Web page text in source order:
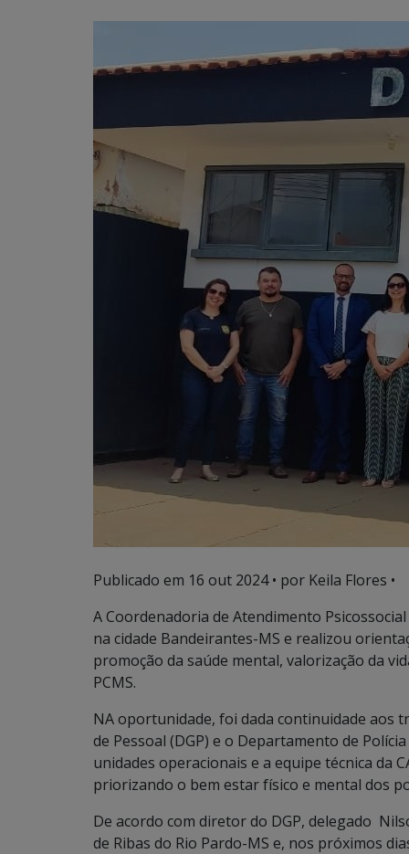
Publicado em 16 out 2024• por Keila Flores •
A Coordenadoria de Atendimento
na cidade Bandeirantes-MS e realizou
promoção da saúde mental, valorização da
PCMS.
NA oportunidade, foi dada continuidade aos
de Pessoal (DGP) e o Departamento de
unidades operacionais e a equipe técnica da
priorizando o bem estar físico e mental dos
De acordo com diretor do DGP, delegado
de Ribas do Rio Pardo-MS e, nos próximos